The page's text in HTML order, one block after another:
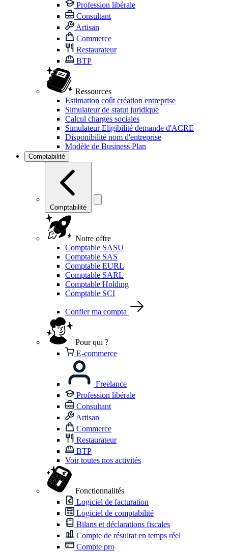
Profession libérale
Consultant
Artisan
Commerce
Restaurateur
BTP
Ressources
Estimation coût création entreprise
Simulateur de statut juridique
Calcul charges sociales
Simulateur Eligibilité demande d'ACRE
Disponibilité nom d'entreprise
Modèle de Business Plan
Comptabilité
Comptabilité
Notre offre
Comptable SASU
Comptable SAS
Comptable EURL
Comptable SARL
Comptable Holding
Comptable SCI
Confier ma compta
Pour qui ?
E-commerce
Freelance
Profession libérale
Consultant
Artisan
Commerce
Restaurateur
BTP
Voir toutes nos activités
Fonctionnalités
Logiciel de facturation
Logiciel de comptabilité
Bilans et déclarations fiscales
Compte de résultat en temps réel
Compte pro